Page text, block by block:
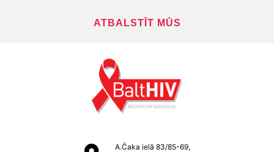
ATBALSTĪT MŪS
A.Čaka ielā 83/85-69,